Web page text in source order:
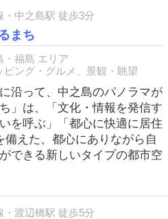
・中之島駅 徒歩3分
まち
・福島 エリア
ピング・グルメ、景観・眺望
沿って、中之島のパノラマが
」は、「文化・情報を発信す
を呼ぶ」「都心に快適に居住
えた、都心にありながら自
できる新しいタイプの都市空
・渡辺橋駅 徒歩5分